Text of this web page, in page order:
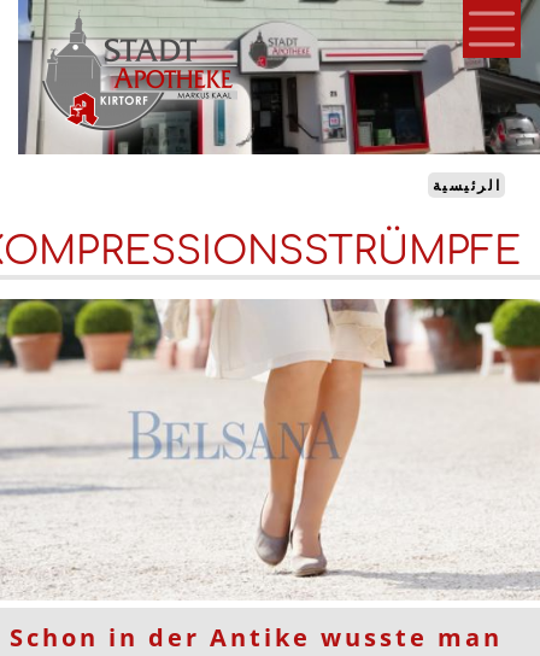
تجاوز
إلى
المحتوى
الرئيسي
الرئيسية
KOMPRESSIONSSTRÜMPFE
Schon in der Antike wusste man